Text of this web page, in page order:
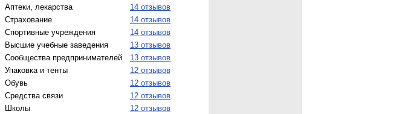
Аптеки, лекарства
14 отзывов
Страхование
14 отзывов
Спортивные учреждения
14 отзывов
Высшие учебные заведения
13 отзывов
Сообщества предпринимателей
13 отзывов
Упаковка и тенты
12 отзывов
Обувь
12 отзывов
Средства связи
12 отзывов
Школы
12 отзывов